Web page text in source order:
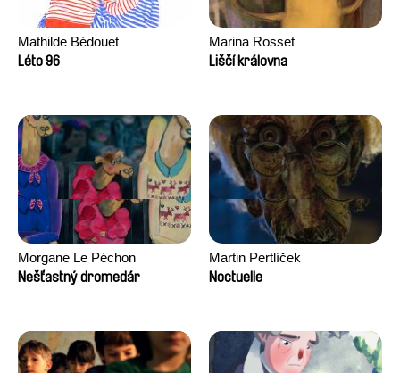
Mathilde Bédouet
Léto 96
Marina Rosset
Liščí královna
Morgane Le Péchon
Nešťastný dromedár
Martin Pertlíček
Noctuelle